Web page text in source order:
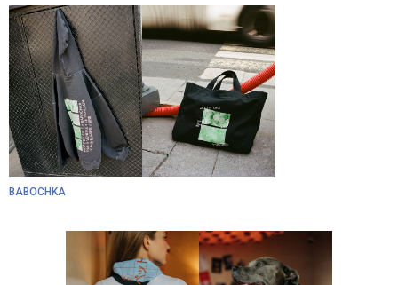
BABOCHKA